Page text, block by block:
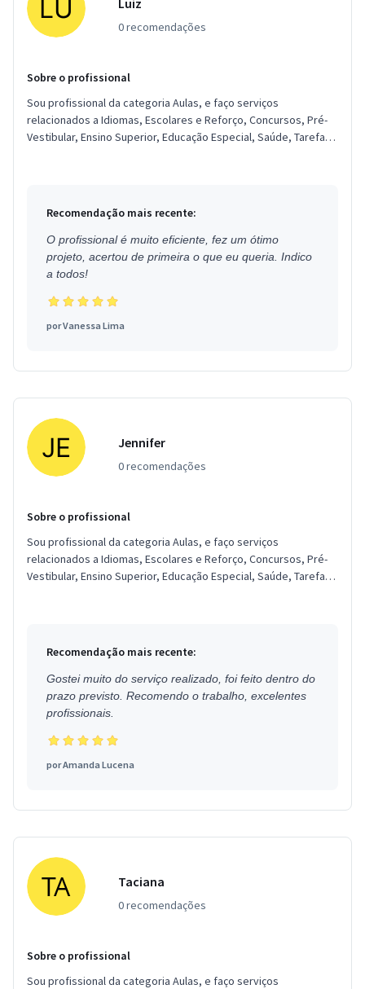
Luiz
0 recomendações
Sobre o profissional
Sou profissional da categoria Aulas, e faço serviços
relacionados a Idiomas, Escolares e Reforço, Concursos, Pré-
Vestibular, Ensino Superior, Educação Especial, Saúde, Tarefas.
Recomendação mais recente:
O profissional é muito eficiente, fez um ótimo
projeto, acertou de primeira o que eu queria. Indico
a todos!
porVanessa Lima
Jennifer
0 recomendações
Sobre o profissional
Sou profissional da categoria Aulas, e faço serviços
relacionados a Idiomas, Escolares e Reforço, Concursos, Pré-
Vestibular, Ensino Superior, Educação Especial, Saúde, Tarefas.
Recomendação mais recente:
Gostei muito do serviço realizado, foi feito dentro do
prazo previsto. Recomendo o trabalho, excelentes
profissionais.
porAmanda Lucena
Taciana
0 recomendações
Sobre o profissional
Sou profissional da categoria Aulas, e faço serviços